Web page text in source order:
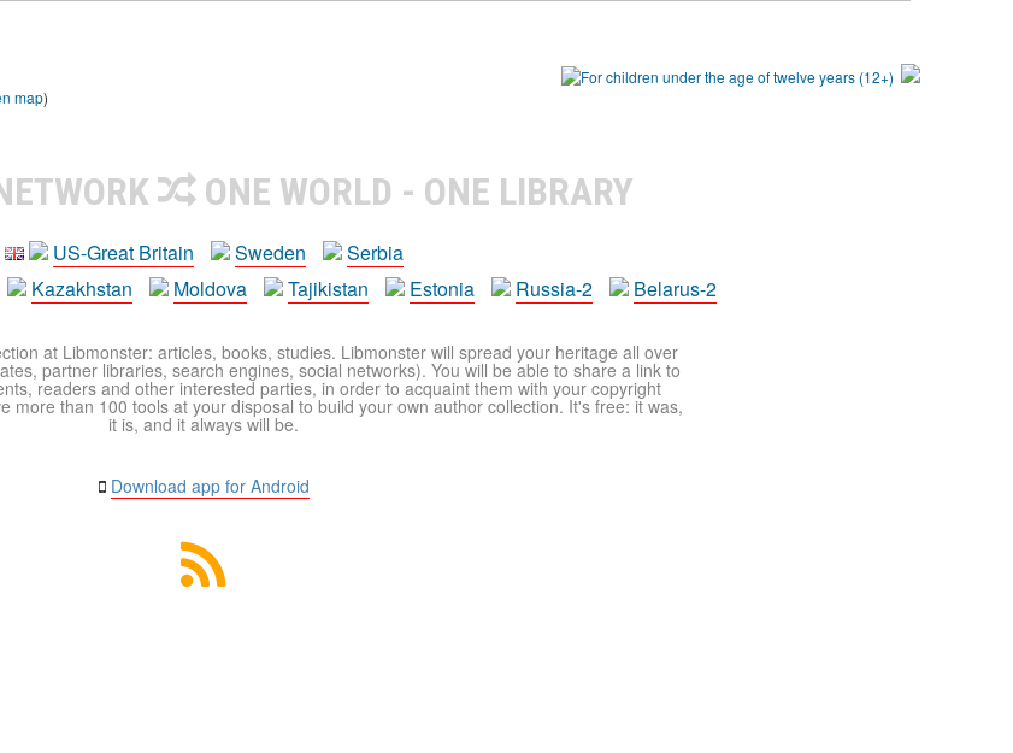
map)
ONE WORLD - ONE LIBRARY
US-Great Britain Sweden
Serbia
Kazakhstan Moldova Tajikistan Estonia Russia-2 Belarus-2
at Libmonster: articles, books, studies. Libmonster will spread your heritage all over
partner libraries, search engines, social networks). You will be able to share a link to
readers and other interested parties, in order to acquaint them with your copyright
more than 100 tools at your disposal to build your own author collection. It's free: it was,
it is, and it always will be.
Download app for Android